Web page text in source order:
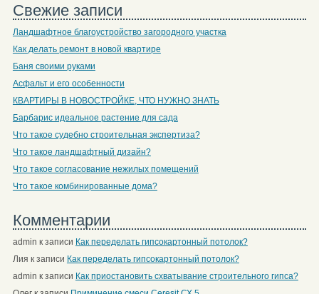
Свежие записи
Ландшафтное благоустройство загородного участка
Как делать ремонт в новой квартире
Баня своими руками
Асфальт и его особенности
КВАРТИРЫ В НОВОСТРОЙКЕ, ЧТО НУЖНО ЗНАТЬ
Барбарис идеальное растение для сада
Что такое судебно строительная экспертиза?
Что такое ландшафтный дизайн?
Что такое согласование нежилых помещений
Что такое комбинированные дома?
Комментарии
admin к записи Как переделать гипсокартонный потолок?
Лия к записи Как переделать гипсокартонный потолок?
admin к записи Как приостановить схватывание строительного гипса?